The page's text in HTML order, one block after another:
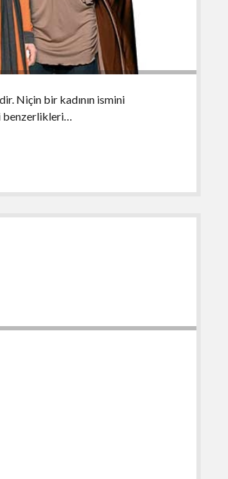
Niçin bir kadının ismini
benzerlikleri…